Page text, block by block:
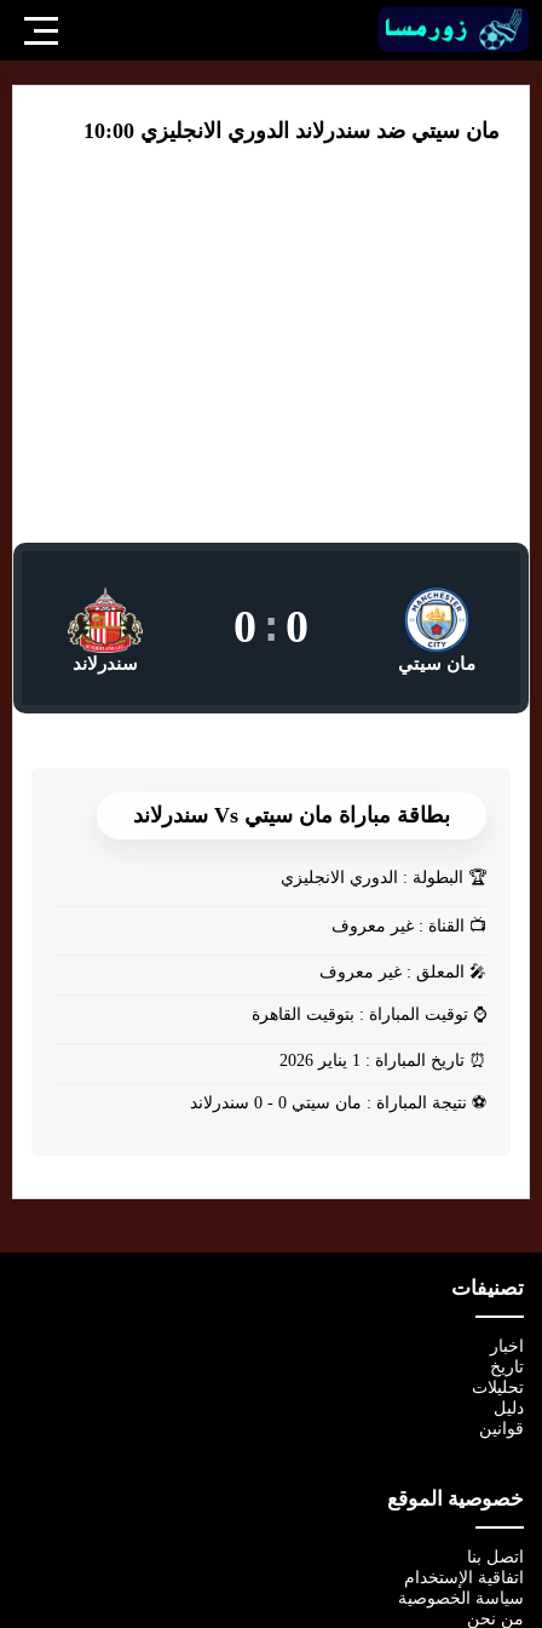
مان سيتي ضد سندرلاند الدوري الانجليزي 10:00
مان سيتي
0
:
0
سندرلاند
بطاقة مباراة مان سيتي Vs سندرلاند
🏆 البطولة : الدوري الانجليزي
📺 القناة : غير معروف
🎤 المعلق : غير معروف
⌚ توقيت المباراة : بتوقيت القاهرة
⏰ تاريخ المباراة : 1 يناير 2026
⚽ نتيجة المباراة : مان سيتي 0 - 0 سندرلاند
تصنيفات
اخبار
تاريخ
تحليلات
دليل
قوانين
خصوصية الموقع
اتصل بنا
اتفاقية الإستخدام
سياسة الخصوصية
من نحن